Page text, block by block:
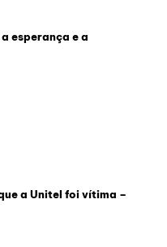
esperança e a
a Unitel foi vítima –